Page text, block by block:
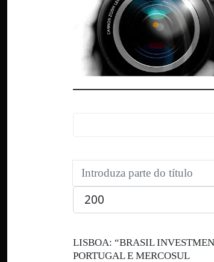
Introduza parte do título
Qtd. a exibir
LISBOA: “BRASIL
PORTUGAL E MERCOSUL